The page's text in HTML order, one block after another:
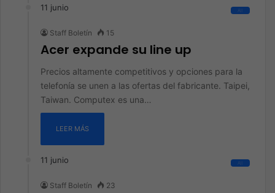
11 junio All
Staff Boletín 15
Acer expande su line up
Precios altamente competitivos y opciones para la
telefonía se unen a las ofertas del fabricante. Taipei,
Taiwan. Computex es una…
LEER MÁS
11 junio All
Staff Boletín 23